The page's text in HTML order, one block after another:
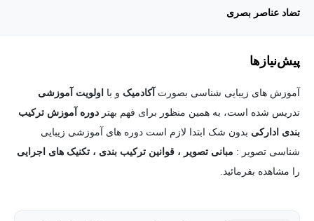
تضاد عناصر بصری
پیش‌نیاز‌ها
آموزش های زیبایی شناسی بصورت آکادمیک و با اولویت آموزشی
تدریس شده است، به همین منظور برای فهم بهتر دوره آموزش ترکیب
بندی ادارکی بدون شک ابتدا لازم است دوره های آموزشی زیبایی
شناسی تصویر : مبانی تصویر ، قوانین ترکیب بندی ، تکنیک های اجرایی
را مشاهده بفرمائید.